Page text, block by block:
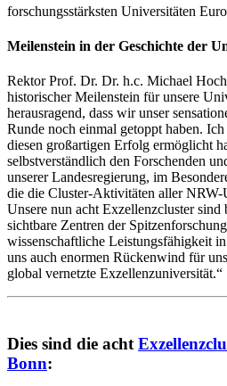
forschungsstärksten Universitäten
Meilenstein in der Geschichte der
Rektor Prof. Dr. Dr. h.c. Michael
historischer Meilenstein für unsere
herausragend, dass wir unser
Runde noch einmal getoppt haben.
diesen großartigen Erfolg ermöglicht
selbstverständlich den Forschenden
unserer Landesregierung, im
die die Cluster-Aktivitäten aller NRW-
Unsere nun acht Exzellenzcluster sind
sichtbare Zentren der
wissenschaftliche Leistungsfähigkeit
uns auch enormen Rückenwind für
global vernetzte Exzellenzuniversität.“
Dies sind die acht
Bonn: